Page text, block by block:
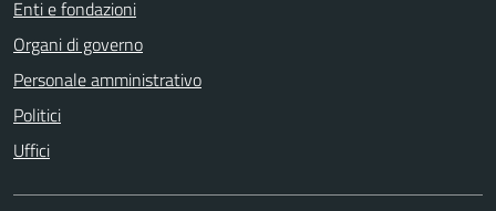
Enti e fondazioni
Organi di governo
Personale amministrativo
Politici
Uffici